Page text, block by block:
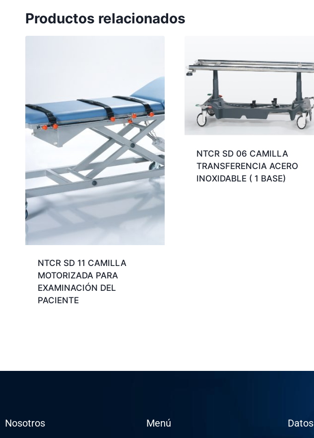
Productos relacionados
NTCR SD 11 CAMILLA
MOTORIZADA PARA
EXAMINACIÓN DEL
PACIENTE
NTCR SD 06 CAMILLA
TRANSFERENCIA ACERO
INOXIDABLE ( 1 BASE)
Nosotros Menú